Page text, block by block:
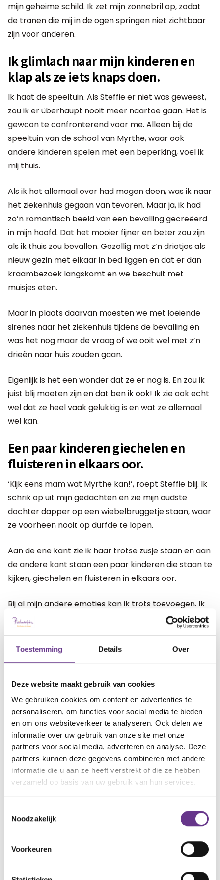
Toestemming Details Over
Deze website maakt gebruik van cookies
We gebruiken cookies om content en advertenties te
personaliseren, om functies voor social media te bieden
en om ons websiteverkeer te analyseren. Ook delen we
informatie over uw gebruik van onze site met onze
partners voor social media, adverteren en analyse. Deze
partners kunnen deze gegevens combineren met andere
informatie die u aan ze heeft verstrekt of die ze hebben
verzameld op basis van uw gebruik van hun services.
Noodzakelijk
Voorkeuren
mijn geheime schild. Ik zet mijn zonnebril op, zodat
de tranen die mij in de ogen springen niet zichtbaar
zijn voor anderen.
Ik glimlach naar mijn kinderen en
klap als ze iets knaps doen.
Ik haat de speeltuin. Als Steffie er niet was geweest,
zou ik er überhaupt nooit meer naartoe gaan. Het is
gewoon te confronterend voor me. Alleen bij de
speeltuin van de school van Myrthe, waar ook
andere kinderen spelen met een beperking, voel ik
mij thuis.
Als ik het allemaal over had mogen doen, was ik naar
het ziekenhuis gegaan van tevoren. Maar ja, ik had
zo’n romantisch beeld van een bevalling gecreëerd
in mijn hoofd. Dat het mooier fijner en beter zou zijn
als ik thuis zou bevallen. Gezellig met z’n drietjes als
nieuw gezin met elkaar in bed liggen en dat er dan
kraambezoek langskomt en we beschuit met
muisjes eten.
Maar in plaats daarvan moesten we met loeiende
sirenes naar het ziekenhuis tijdens de bevalling en
was het nog maar de vraag of we ooit wel met z’n
drieën naar huis zouden gaan.
Eigenlijk is het een wonder dat ze er nog is. En zou ik
juist blij moeten zijn en dat ben ik ook! Ik zie ook echt
wel dat ze heel vaak gelukkig is en wat ze allemaal
wel kan.
Een paar kinderen giechelen en
fluisteren in elkaars oor.
‘Kijk eens mam wat Myrthe kan!’, roept Steffie blij. Ik
schrik op uit mijn gedachten en zie mijn oudste
dochter dapper op een wiebelbruggetje staan, waar
ze voorheen nooit op durfde te lopen.
Aan de ene kant zie ik haar trotse zusje staan en aan
de andere kant staan een paar kinderen die staan te
kijken, giechelen en fluisteren in elkaars oor.
Bij al mijn andere emoties kan ik trots toevoegen. Ik
loop naar mijn prachtige meiden en geef ze allebei
een dikke knuffel. ‘Zullen we lekker een ijsje gaan
halen om het te vieren.’, fluister ik in hun oor. Ze
Ik zet mijn zonnebril af, die gaat
terug in mijn jaszak. Vandaag heb ik
mijn schild niet meer nodig.
Webinar levend verlies op 27 juni
Speciaal voor Sophi verzorgt Tanja van Roosmalen
een webinar over levend verlies. Dit webinar vindt
De jongste heeft
In haar